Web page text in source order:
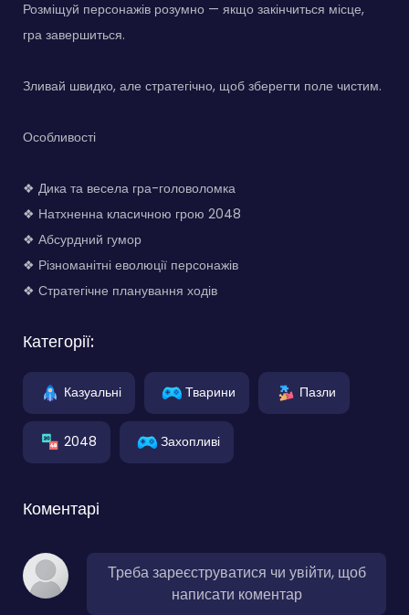
Розміщуй персонажів розумно — якщо закінчиться місце,
гра завершиться.
Зливай швидко, але стратегічно, щоб зберегти поле чистим.
Особливості
❖ Дика та весела гра-головоломка
❖ Натхненна класичною грою 2048
❖ Абсурдний гумор
❖ Різноманітні еволюції персонажів
❖ Стратегічне планування ходів
Категорії:
Казуальні Тварини Пазли
2048 Захопливі
Коментарі
Треба зареєструватися чи увійти, щоб
написати коментар